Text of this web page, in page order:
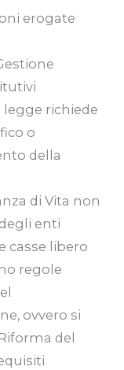
erogate
richiede
o
della
di Vita non
enti
casse libero
regole
ovvero si
del